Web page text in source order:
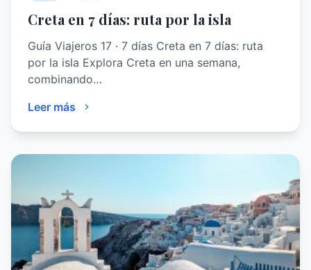
Creta en 7 días: ruta por la isla
Guía Viajeros 17 · 7 días Creta en 7 días: ruta
por la isla Explora Creta en una semana,
combinando…
Leer más